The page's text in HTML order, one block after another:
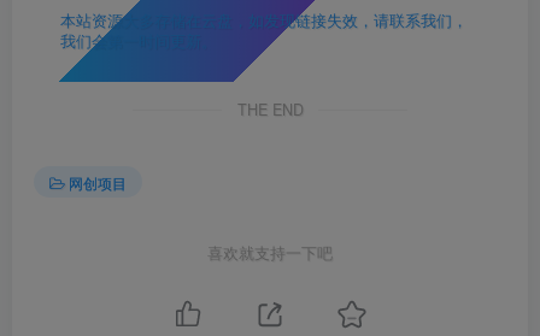
本站资源大多存储在云盘，如发现链接失效，请联系我们，
我们会第一时间更新。
THE END
网创项目
喜欢就支持一下吧